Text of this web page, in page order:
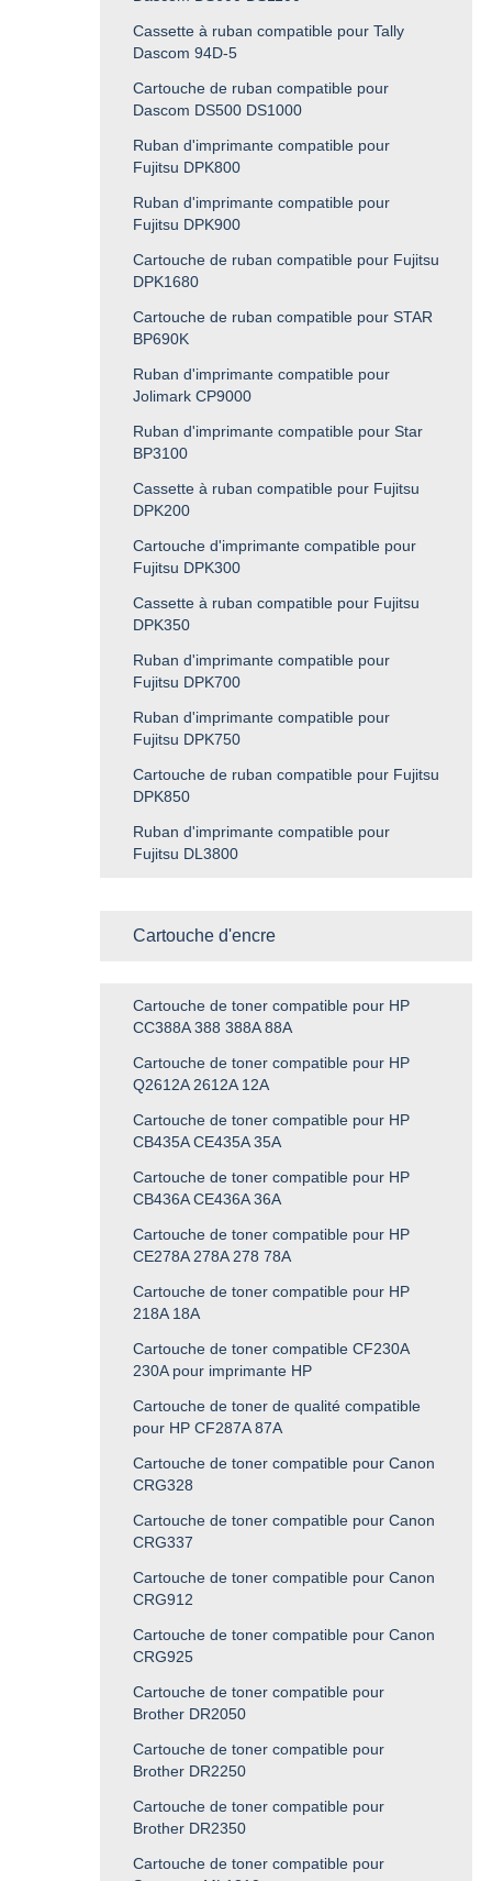
Cassette à ruban compatible pour Tally
Dascom 94D-5
Cartouche de ruban compatible pour
Dascom DS500 DS1000
Ruban d'imprimante compatible pour
Fujitsu DPK800
Ruban d'imprimante compatible pour
Fujitsu DPK900
Cartouche de ruban compatible pour Fujitsu
DPK1680
Cartouche de ruban compatible pour STAR
BP690K
Ruban d'imprimante compatible pour
Jolimark CP9000
Ruban d'imprimante compatible pour Star
BP3100
Cassette à ruban compatible pour Fujitsu
DPK200
Cartouche d'imprimante compatible pour
Fujitsu DPK300
Cassette à ruban compatible pour Fujitsu
DPK350
Ruban d'imprimante compatible pour
Fujitsu DPK700
Ruban d'imprimante compatible pour
Fujitsu DPK750
Cartouche de ruban compatible pour Fujitsu
DPK850
Ruban d'imprimante compatible pour
Fujitsu DL3800
Cartouche d'encre
Cartouche de toner compatible pour HP
CC388A 388 388A 88A
Cartouche de toner compatible pour HP
Q2612A 2612A 12A
Cartouche de toner compatible pour HP
CB435A CE435A 35A
Cartouche de toner compatible pour HP
CB436A CE436A 36A
Cartouche de toner compatible pour HP
CE278A 278A 278 78A
Cartouche de toner compatible pour HP
218A 18A
Cartouche de toner compatible CF230A
230A pour imprimante HP
Cartouche de toner de qualité compatible
pour HP CF287A 87A
Cartouche de toner compatible pour Canon
CRG328
Cartouche de toner compatible pour Canon
CRG337
Cartouche de toner compatible pour Canon
CRG912
Cartouche de toner compatible pour Canon
CRG925
Cartouche de toner compatible pour
Brother DR2050
Cartouche de toner compatible pour
Brother DR2250
Cartouche de toner compatible pour
Brother DR2350
Cartouche de toner compatible pour